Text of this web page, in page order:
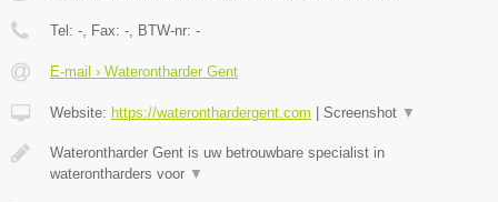
Tel: -, Fax: -, BTW-nr: -
E-mail › Waterontharder Gent
Website: https://wateronthardergent.com Screenshot ▼
Waterontharder Gent is uw betrouwbare specialist in
waterontharders voor ▼